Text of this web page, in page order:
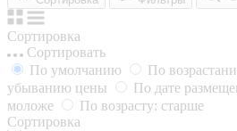
Сортировка
Сортировать
По умолчанию
По
убыванию цены
По дате
моложе
По возрасту: старше
Сортировка